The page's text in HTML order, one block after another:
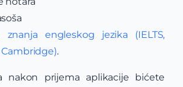
znanja engleskog jezika (IELTS,
Cambridge).
nakon prijema aplikacije bićete